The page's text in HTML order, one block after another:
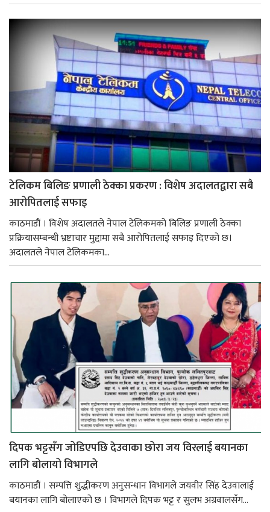
टेलिकम बिलिङ प्रणाली ठेक्का प्रकरण : विशेष अदालतद्वारा सबै
आरोपितलाई सफाइ
काठमाडौं । विशेष अदालतले नेपाल टेलिकमको बिलिङ प्रणाली ठेक्का
प्रक्रियासम्बन्धी भ्रष्टाचार मुद्दामा सबै आरोपितलाई सफाइ दिएको छ।
अदालतले नेपाल टेलिकमका...
दिपक भट्टसँग जोडिएपछि देउवाका छोरा जय विरलाई बयानका
लागि बोलायो विभागले
काठमाडौं । सम्पत्ति शुद्धीकरण अनुसन्धान विभागले जयवीर सिंह देउवालाई
बयानका लागि बोलाएको छ । विभागले दिपक भट्ट र सुलभ अग्रवालसँग...